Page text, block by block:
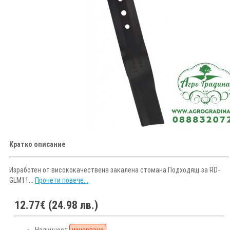
Кратко описание
Изработен от висококачествена закалена стомана Подходящ за RD-
GLM11... Прочети повече...
12.77€ (24.98 лв.)